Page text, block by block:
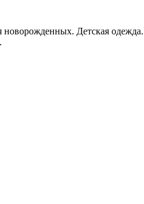
Детская одежда.